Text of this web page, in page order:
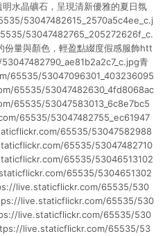
水晶礦石，呈現清新優雅的夏日氛
53047482615_2570a5c4ee_c.j
53047482765_205272626f_c.
份量與顏色，輕盈點綴度假感服飾htt
青
65535/53047096301_403236095
65535/53047482630_4fd8068ac
65535/53047583013_6c8e7bc5
65535/53047482755_ec61947
65535/53047582988
65535/53047482710
65535/53046513102
65535/5304651302
live.staticflickr.com/65535/530
live.staticflickr.com/65535/530
live.staticflickr.com/65535/530
live.staticflickr.com/65535/53